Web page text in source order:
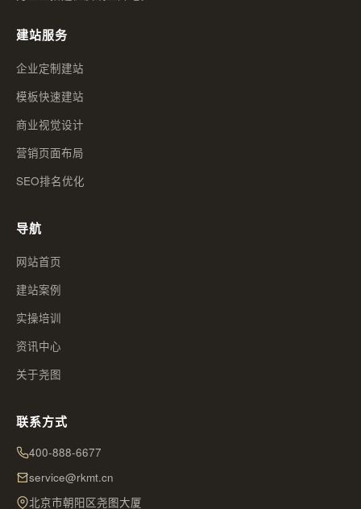
建站服务
企业定制建站
模板快速建站
商业视觉设计
营销页面布局
SEO排名优化
导航
网站首页
建站案例
实操培训
资讯中心
关于尧图
联系方式
400-888-6677
service@rkmt.cn
北京市朝阳区尧图大厦